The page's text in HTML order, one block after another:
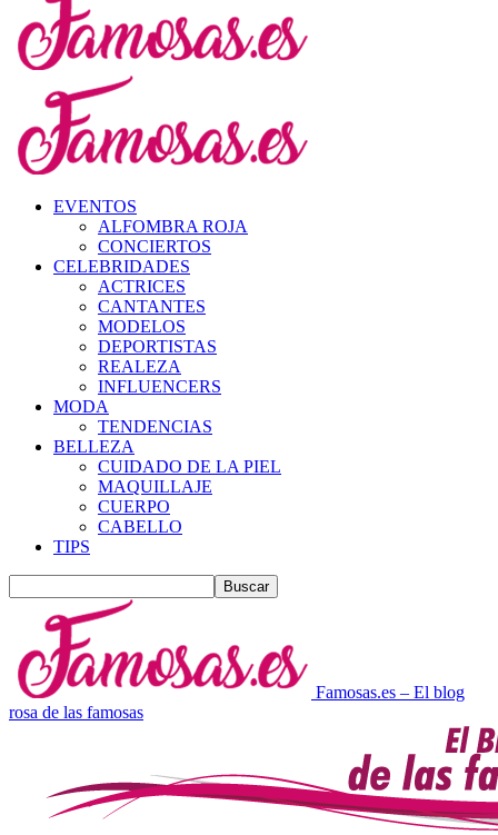
EVENTOS
ALFOMBRA ROJA
CONCIERTOS
CELEBRIDADES
ACTRICES
CANTANTES
MODELOS
DEPORTISTAS
REALEZA
INFLUENCERS
MODA
TENDENCIAS
BELLEZA
CUIDADO DE LA PIEL
MAQUILLAJE
CUERPO
CABELLO
TIPS
Famosas.es – El blog
rosa de las famosas